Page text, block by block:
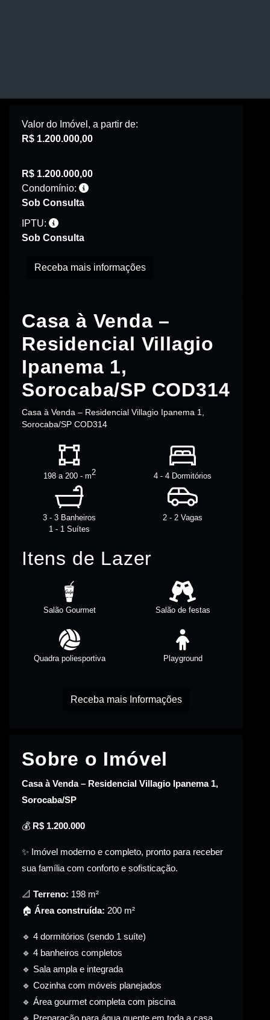
Casa à Venda –
Residencial Villagio
Ipanema 1,
Sorocaba/SP COD314
Casa à Venda – Residencial Villagio Ipanema 1,
Sorocaba/SP COD314
198 a 200 - m2 4 - 4 Dormitórios
3 - 3 Banheiros
1 - 1 Suítes
2 - 2 Vagas
Itens de Lazer
Salão Gourmet Salão de festas
Quadra poliesportiva Playground
Receba mais Informações
Sobre o Imóvel
Casa à Venda – Residencial Villagio Ipanema 1,
Sorocaba/SP
💰 R$ 1.200.000
✨ Imóvel moderno e completo, pronto para receber
sua família com conforto e sofisticação.
📐 Terreno: 198 m²
🏠 Área construída: 200 m²
🔹 4 dormitórios (sendo 1 suíte)
🔹 4 banheiros completos
🔹 Sala ampla e integrada
🔹 Cozinha com móveis planejados
🔹 Área gourmet completa com piscina
Valor do Imóvel, a partir de:
R$ 1.200.000,00
R$ 1.200.000,00
Condomínio:
Sob Consulta
IPTU:
Sob Consulta
Receba mais informações